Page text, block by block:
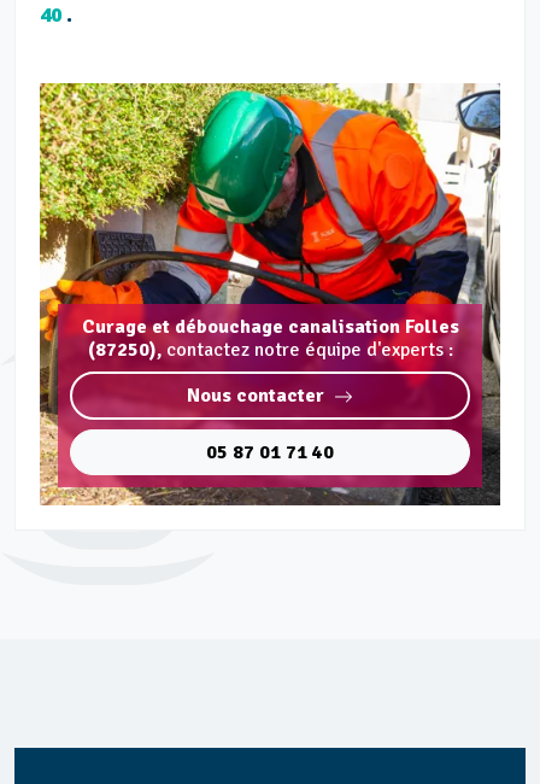
40.
Curage et débouchage canalisation Folles
(87250), contactez notre équipe d'experts :
Nous contacter
05 87 01 71 40